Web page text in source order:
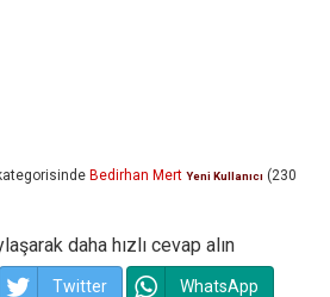
Bedirhan Mert Yeni Kullanıcı (230
daha hızlı cevap alın
Twitter WhatsApp